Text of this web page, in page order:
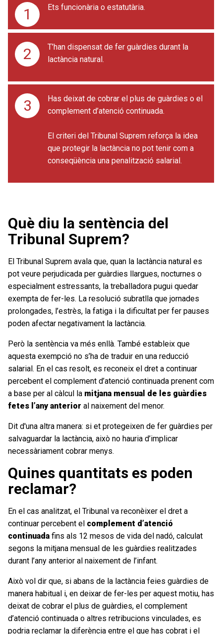
Ets funcionària o estatutària.
T’han dispensat de fer guàrdies durant la
lactància natural.
Has deixat de cobrar el plus de guàrdies o el
complement d’atenció continuada.
El criteri del Tribunal Suprem reforça la idea
que protegir la lactància no pot tenir com a
conseqüència una penalització salarial.
Què diu la sentència del
Tribunal Suprem?
El Tribunal Suprem avala que, quan la lactància natural es
pot veure perjudicada per guàrdies llargues, nocturnes o
especialment estressants, la treballadora pugui quedar
exempta de fer-les. La resolució subratlla que jornades
prolongades, l’estrès, la fatiga i la dificultat per fer pauses
poden afectar negativament la lactància.
Però la sentència va més enllà. També estableix que
aquesta exempció no s’ha de traduir en una reducció
salarial. En el cas resolt, es reconeix el dret a continuar
percebent el complement d’atenció continuada prenent com
a base per al càlcul la mitjana mensual de les guàrdies
fetes l’any anterior al naixement del menor.
Dit d'una altra manera: si et protegeixen de fer guàrdies per
salvaguardar la lactància, això no hauria d’implicar
necessàriament cobrar menys.
Quines quantitats es poden
reclamar?
En el cas analitzat, el Tribunal va reconèixer el dret a
continuar percebent el complement d’atenció
continuada fins als 12 mesos de vida del nadó, calculat
segons la mitjana mensual de les guàrdies realitzades
durant l’any anterior al naixement de l’infant.
Això vol dir que, si abans de la lactància feies guàrdies de
manera habitual i, en deixar de fer-les per aquest motiu, has
deixat de cobrar el plus de guàrdies, el complement
d’atenció continuada o altres retribucions vinculades, es
podria reclamar la diferència entre el que has cobrat i el